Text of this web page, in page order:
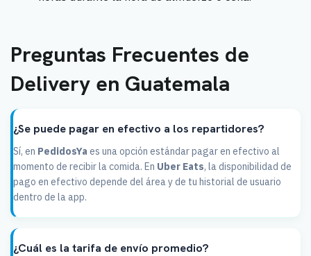
Preguntas Frecuentes de
Delivery en Guatemala
¿Se puede pagar en efectivo a los repartidores?
Sí, en PedidosYa es una opción estándar pagar en efectivo al
momento de recibir la comida. En Uber Eats, la disponibilidad de
pago en efectivo depende del área y de tu historial de usuario
dentro de la app.
¿Cuál es la tarifa de envío promedio?